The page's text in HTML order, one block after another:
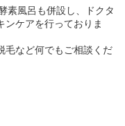
素風呂も併設し、ドクタ
ンケアを行っておりま
毛など何でもご相談くだ